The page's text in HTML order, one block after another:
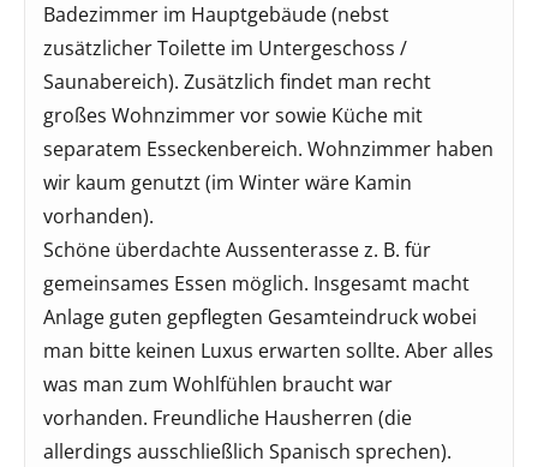
Badezimmer im Hauptgebäude (nebst
zusätzlicher Toilette im Untergeschoss /
Saunabereich). Zusätzlich findet man recht
großes Wohnzimmer vor sowie Küche mit
separatem Esseckenbereich. Wohnzimmer haben
wir kaum genutzt (im Winter wäre Kamin
vorhanden).
Schöne überdachte Aussenterasse z. B. für
gemeinsames Essen möglich. Insgesamt macht
Anlage guten gepflegten Gesamteindruck wobei
man bitte keinen Luxus erwarten sollte. Aber alles
was man zum Wohlfühlen braucht war
vorhanden. Freundliche Hausherren (die
allerdings ausschließlich Spanisch sprechen).